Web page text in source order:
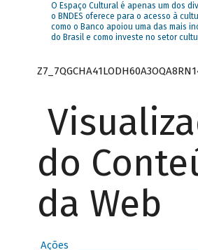
O Espaço Cultural é apenas um dos
o BNDES oferece para o acesso à
como o Banco apoiou uma das mais
do Brasil e como investe no setor
do
da Web
Ações